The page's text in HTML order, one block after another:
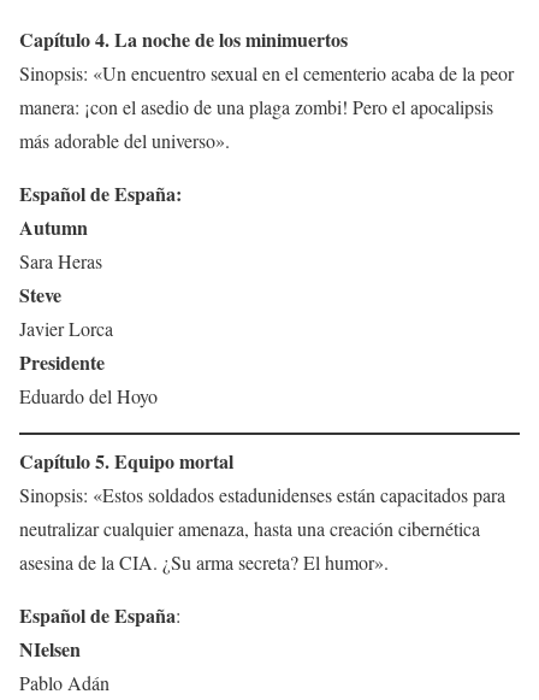
Capítulo 4. La noche de los minimuertos
Sinopsis: «Un encuentro sexual en el cementerio acaba de la peor
manera: ¡con el asedio de una plaga zombi! Pero el apocalipsis
más adorable del universo».
Español de España:
Autumn
Sara Heras
Steve
Javier Lorca
Presidente
Eduardo del Hoyo
Capítulo 5. Equipo mortal
Sinopsis: «Estos soldados estadunidenses están capacitados para
neutralizar cualquier amenaza, hasta una creación cibernética
asesina de la CIA. ¿Su arma secreta? El humor».
Español de España:
NIelsen
Pablo Adán